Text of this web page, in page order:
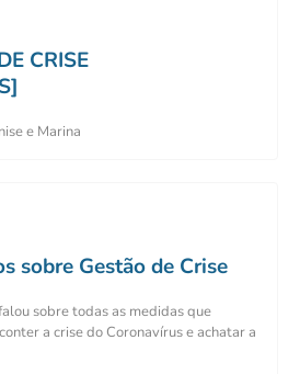
CRISE
e Marina
sobre Gestão de Crise
sobre todas as medidas que
a crise do Coronavírus e achatar a